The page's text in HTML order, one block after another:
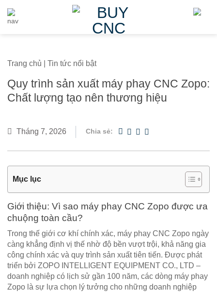
Trang chủ Tin tức nổi bật
Quy trình sản xuất máy phay CNC Zopo:
Chất lượng tạo nên thương hiệu
Tháng 7, 2026 Chia sẻ:
Mục lục
Giới thiệu: Vì sao máy phay CNC Zopo được ưa
chuộng toàn cầu?
Trong thế giới cơ khí chính xác, máy phay CNC Zopo ngày
càng khẳng định vị thế nhờ độ bền vượt trội, khả năng gia
công chính xác và quy trình sản xuất tiên tiến. Được phát
triển bởi ZOPO INTELLIGENT EQUIPMENT CO., LTD –
doanh nghiệp có lịch sử gần 100 năm, các dòng máy phay
Zopo là sự lựa chọn lý tưởng cho những doanh nghiệp